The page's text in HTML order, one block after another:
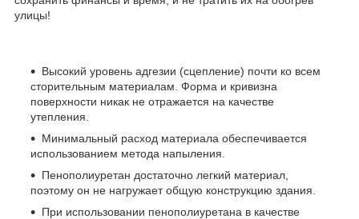
Высокий уровень адгезии (сцепление) почти ко всем
сторительным материалам. Форма и кривизна
поверхности никак не отражается на качестве
утепления.
Минимальный расход материала обеспечивается
использованием метода напыления.
Пенополиуретан достаточно легкий материал,
поэтому он не нагружает общую конструкцию здания.
При использовании пенополиуретана в качестве
улицы!